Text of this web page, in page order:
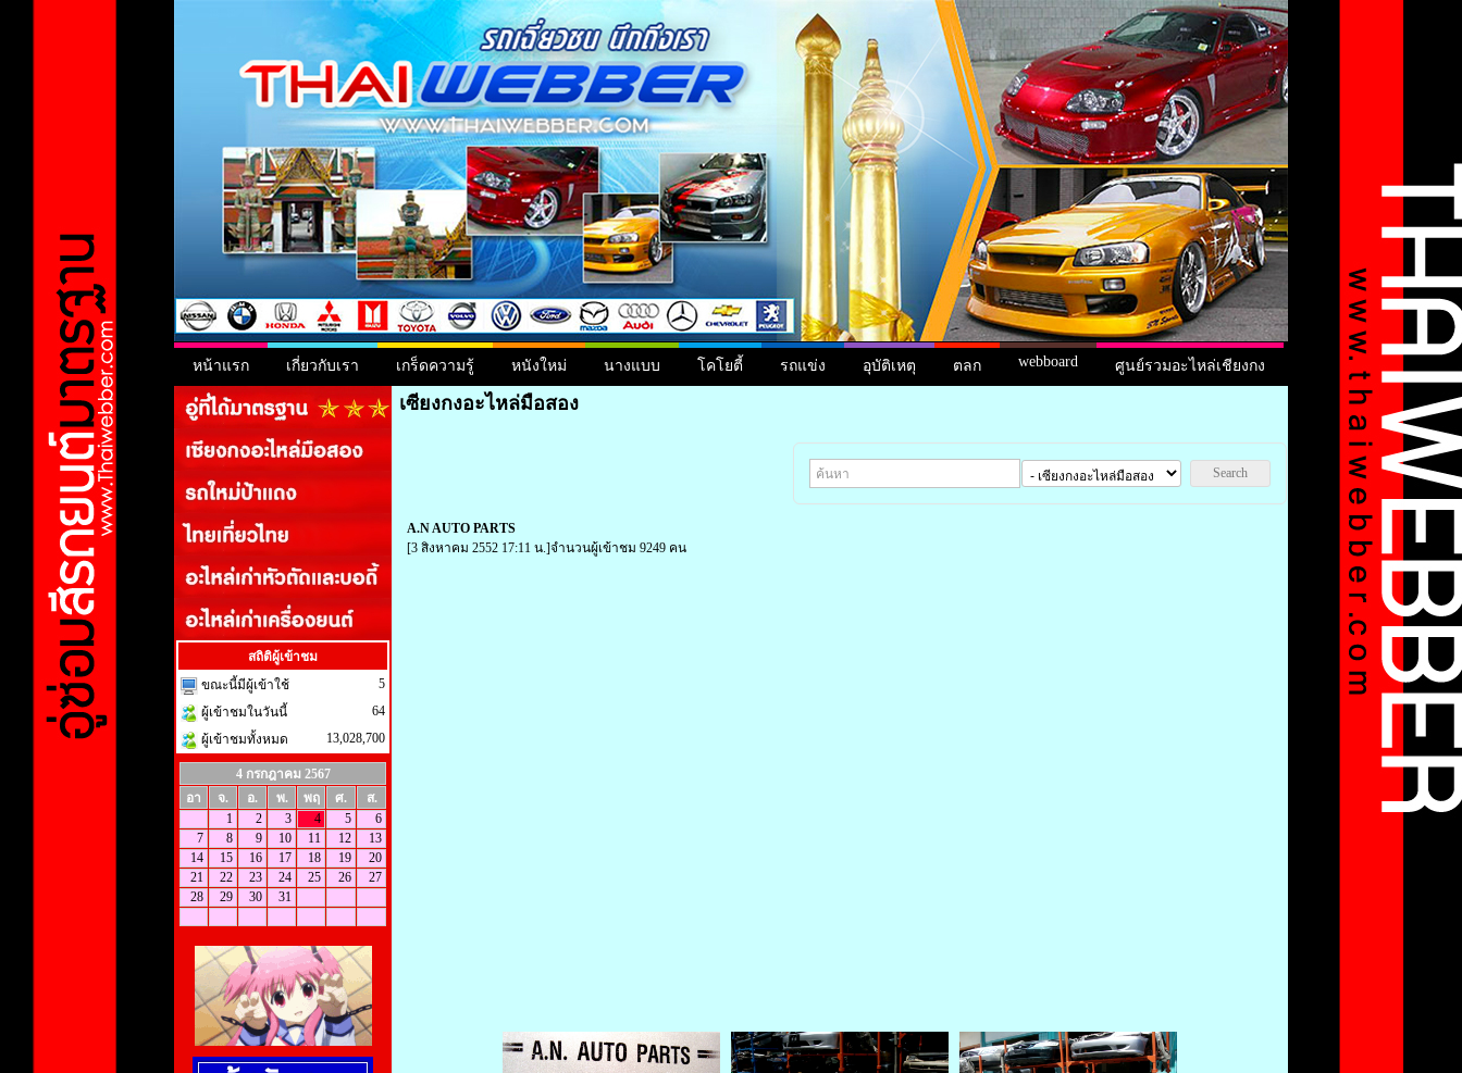
หน้าแรก เกี่ยวกับเรา เกร็ดความรู้ หนังใหม่ นางแบบ โคโยตี้ รถแข่ง อุบัติเหตุ ตลก webboard ศูนย์รวมอะไหล่เชียงกง
สถิติผู้เข้าชม
ขณะนี้มีผู้เข้าใช้
5
ผู้เข้าชมในวันนี้
64
ผู้เข้าชมทั้งหมด
13,028,700
4 กรกฎาคม 2567
อา
จ. อ. พ. พฤ ศ.
ส.
1
2 3 4 5
6
7
8 9 10 11 12
13
14
15 16 17 18 19
20
21
22 23 24 25 26
27
28
29 30 31
เซียงกงอะไหล่มือสอง
Search
A.N AUTO PARTS
[3 สิงหาคม 2552 17:11 น.]จำนวนผู้เข้าชม 9249 คน